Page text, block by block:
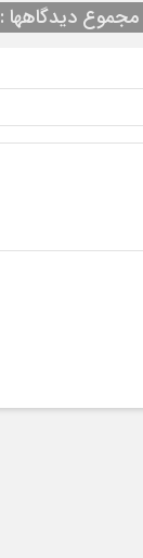
مجموع دیدگاهها : 0